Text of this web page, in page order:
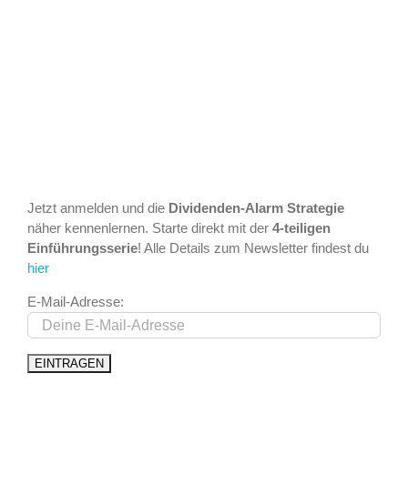
Jetzt anmelden und die Dividenden-Alarm Strategie
näher kennenlernen. Starte direkt mit der 4-teiligen
Einführungsserie! Alle Details zum Newsletter findest du
hier
E-Mail-Adresse: